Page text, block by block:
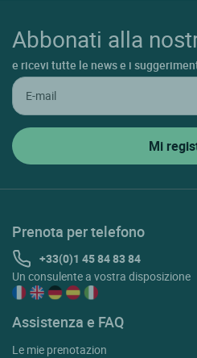
Abbonati alla
e ricevi tutte le news e i
Prenota per telefono
+33(0)1 45 84 83 84
Un consulente a vostra disposizione
Assistenza e FAQ
Le mie prenotazion